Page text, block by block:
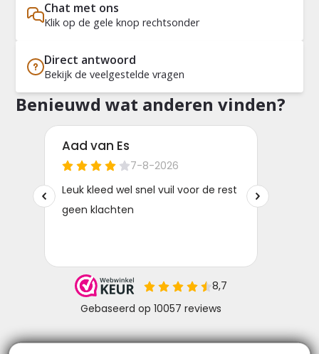
Chat met ons
Klik op de gele knop rechtsonder
Direct antwoord
Bekijk de veelgestelde vragen
Benieuwd wat anderen vinden?